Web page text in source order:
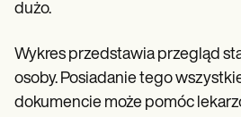
dużo.
Wykres przedstawia przegląd
osoby. Posiadanie tego
dokumencie może pomóc